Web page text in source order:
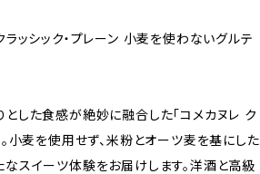
ラッシック・プレーン 小麦を使わないグルテ
とした食感が絶妙に融合した「コメカヌレ ク
。小麦を使用せず、米粉とオーツ麦を基にした
なスイーツ体験をお届けします。洋酒と高級